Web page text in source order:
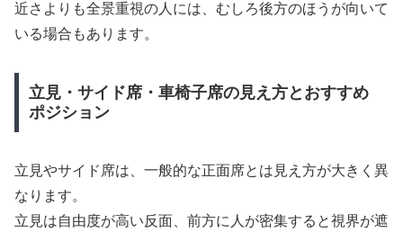
近さよりも全景重視の人には、むしろ後方のほうが向いて
いる場合もあります。
立見・サイド席・車椅子席の見え方とおすすめ
ポジション
立見やサイド席は、一般的な正面席とは見え方が大きく異
なります。
立見は自由度が高い反面、前方に人が密集すると視界が遮